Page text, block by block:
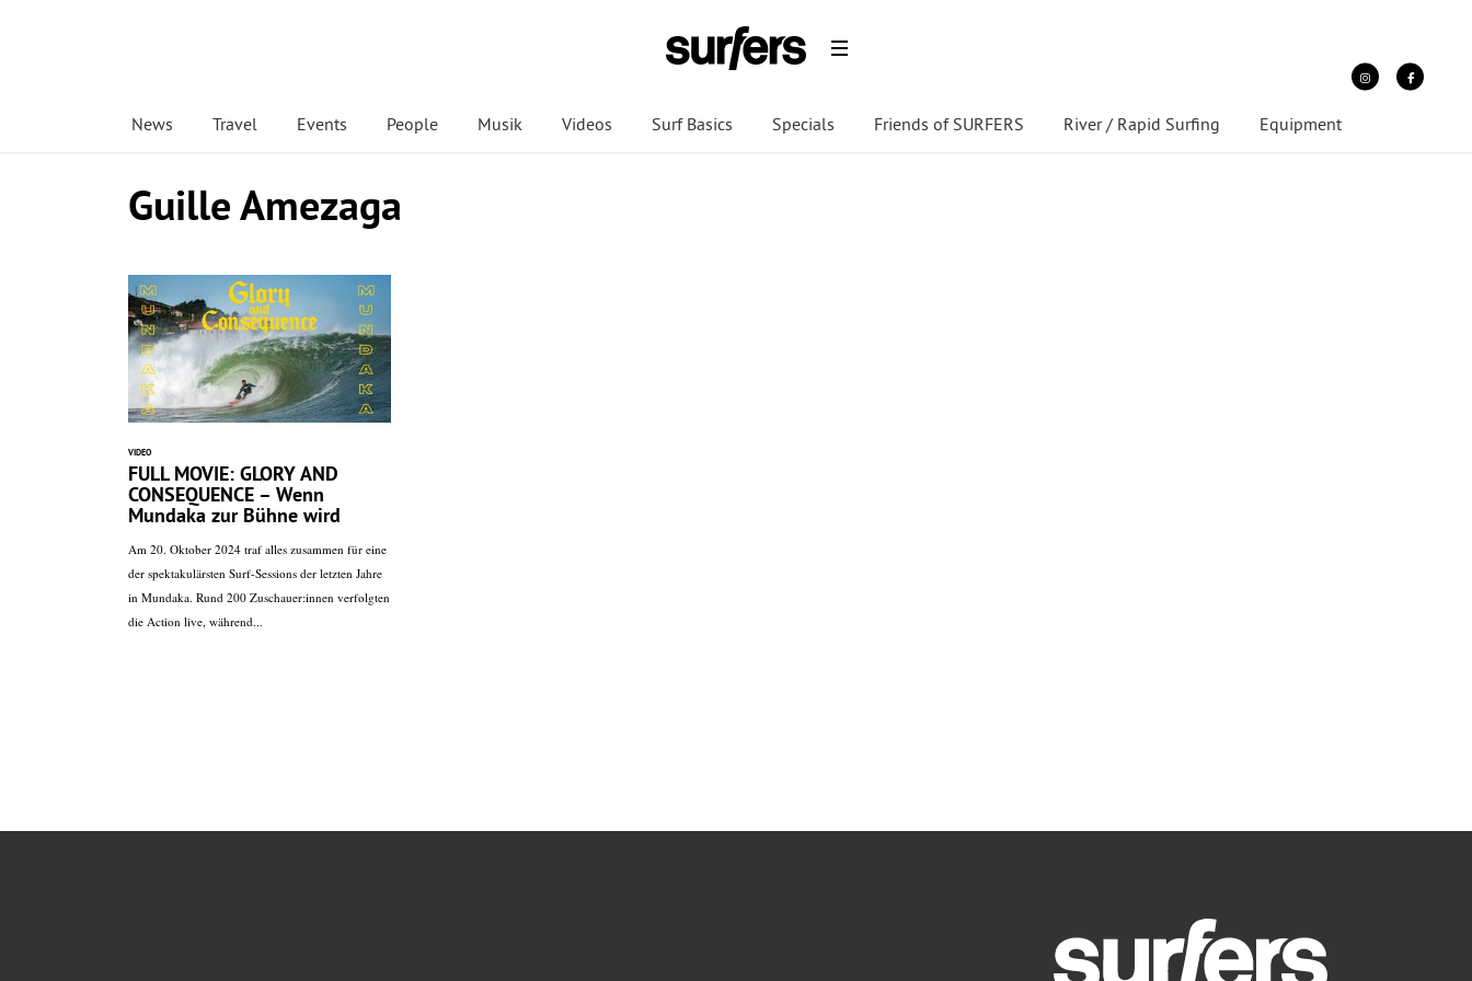
News Travel Events People Musik Videos Surf Basics Specials Friends of SURFERS River / Rapid Surfing Equipment
Guille Amezaga
VIDEO
FULL MOVIE: GLORY AND
CONSEQUENCE – Wenn
Mundaka zur Bühne wird
Am 20. Oktober 2024 traf alles zusammen für eine
der spektakulärsten Surf-Sessions der letzten Jahre
in Mundaka. Rund 200 Zuschauer:innen verfolgten
die Action live, während...